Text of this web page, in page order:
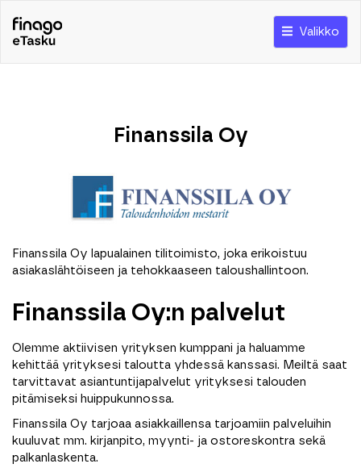
Valikko
Finanssila Oy
Finanssila Oy lapualainen tilitoimisto, joka erikoistuu
asiakaslähtöiseen ja tehokkaaseen taloushallintoon.
Finanssila Oy:n palvelut
Olemme aktiivisen yrityksen kumppani ja haluamme
kehittää yrityksesi taloutta yhdessä kanssasi. Meiltä saat
tarvittavat asiantuntijapalvelut yrityksesi talouden
pitämiseksi huippukunnossa.
Finanssila Oy tarjoaa asiakkaillensa tarjoamiin palveluihin
kuuluvat mm. kirjanpito, myynti- ja ostoreskontra sekä
palkanlaskenta.